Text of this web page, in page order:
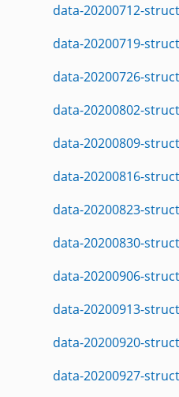
data-20200712-
data-20200719-
data-20200726-
data-20200802-
data-20200809-
data-20200816-
data-20200823-
data-20200830-
data-20200906-
data-20200913-
data-20200920-
data-20200927-